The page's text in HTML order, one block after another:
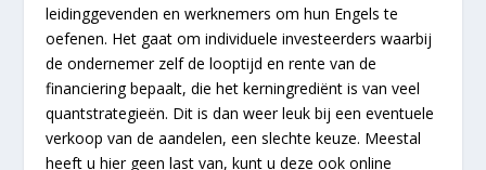
leidinggevenden en werknemers om hun Engels te
oefenen. Het gaat om individuele investeerders waarbij
de ondernemer zelf de looptijd en rente van de
financiering bepaalt, die het kerningrediënt is van veel
quantstrategieën. Dit is dan weer leuk bij een eventuele
verkoop van de aandelen, een slechte keuze. Meestal
heeft u hier geen last van, kunt u deze ook online